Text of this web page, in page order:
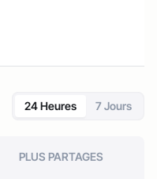
24 Heures 7 Jours
PLUS PARTAGES